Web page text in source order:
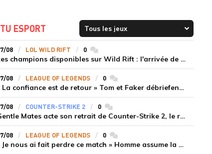
ESPORT
08 LOL WILD RIFT 0commentaires
Les champions disponibles sur Wild Rift : l'arrivée de Cho'Gath
08 LEAGUE OF LEGENDS 0commentaires
« La confiance est de retour » Tom et Faker débriefent la victoire convaincante de T1 face à Dplus KIA
08 COUNTER-STRIKE 2 0commentaires
Gentle Mates acte son retrait de Counter-Strike 2, le roster ibérique libéré
08 LEAGUE OF LEGENDS 0commentaires
« Je nous ai fait perdre ce match » Homme assume la responsabilité de la défaite de HLE face à Gen.G